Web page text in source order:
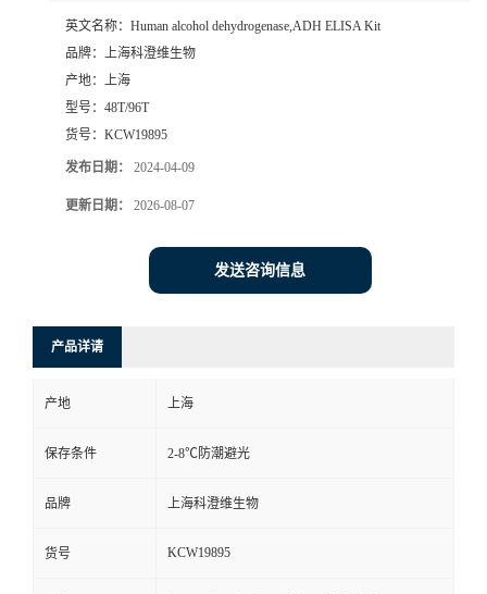
英文名称： Human alcohol dehydrogenase,ADH ELISA Kit
品牌：
上海科澄维生物
产地：
上海
型号： 48T/96T
货号： KCW19895
发布日期： 2024-04-09
更新日期： 2026-08-07
发送咨询信息
产品详请
产地 上海
保存条件 2-8℃防潮避光
品牌 上海科澄维生物
货号 KCW19895